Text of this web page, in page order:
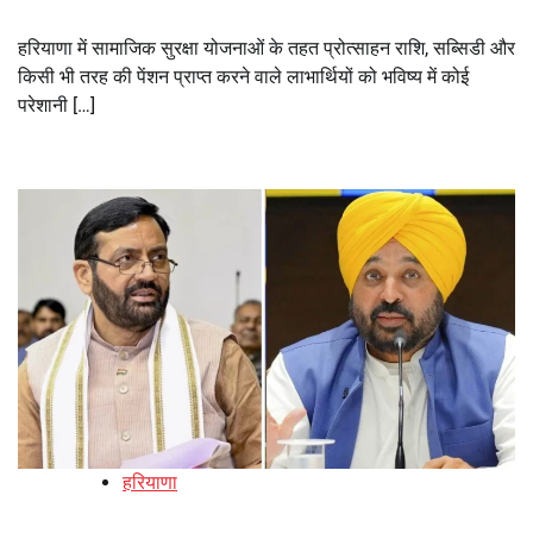
हरियाणा में सामाजिक सुरक्षा योजनाओं के तहत प्रोत्साहन राशि, सब्सिडी और
किसी भी तरह की पेंशन प्राप्त करने वाले लाभार्थियों को भविष्य में कोई
परेशानी […]
हरियाणा